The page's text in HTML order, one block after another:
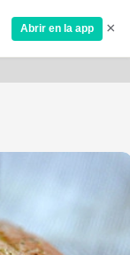
Abrir en la app ×